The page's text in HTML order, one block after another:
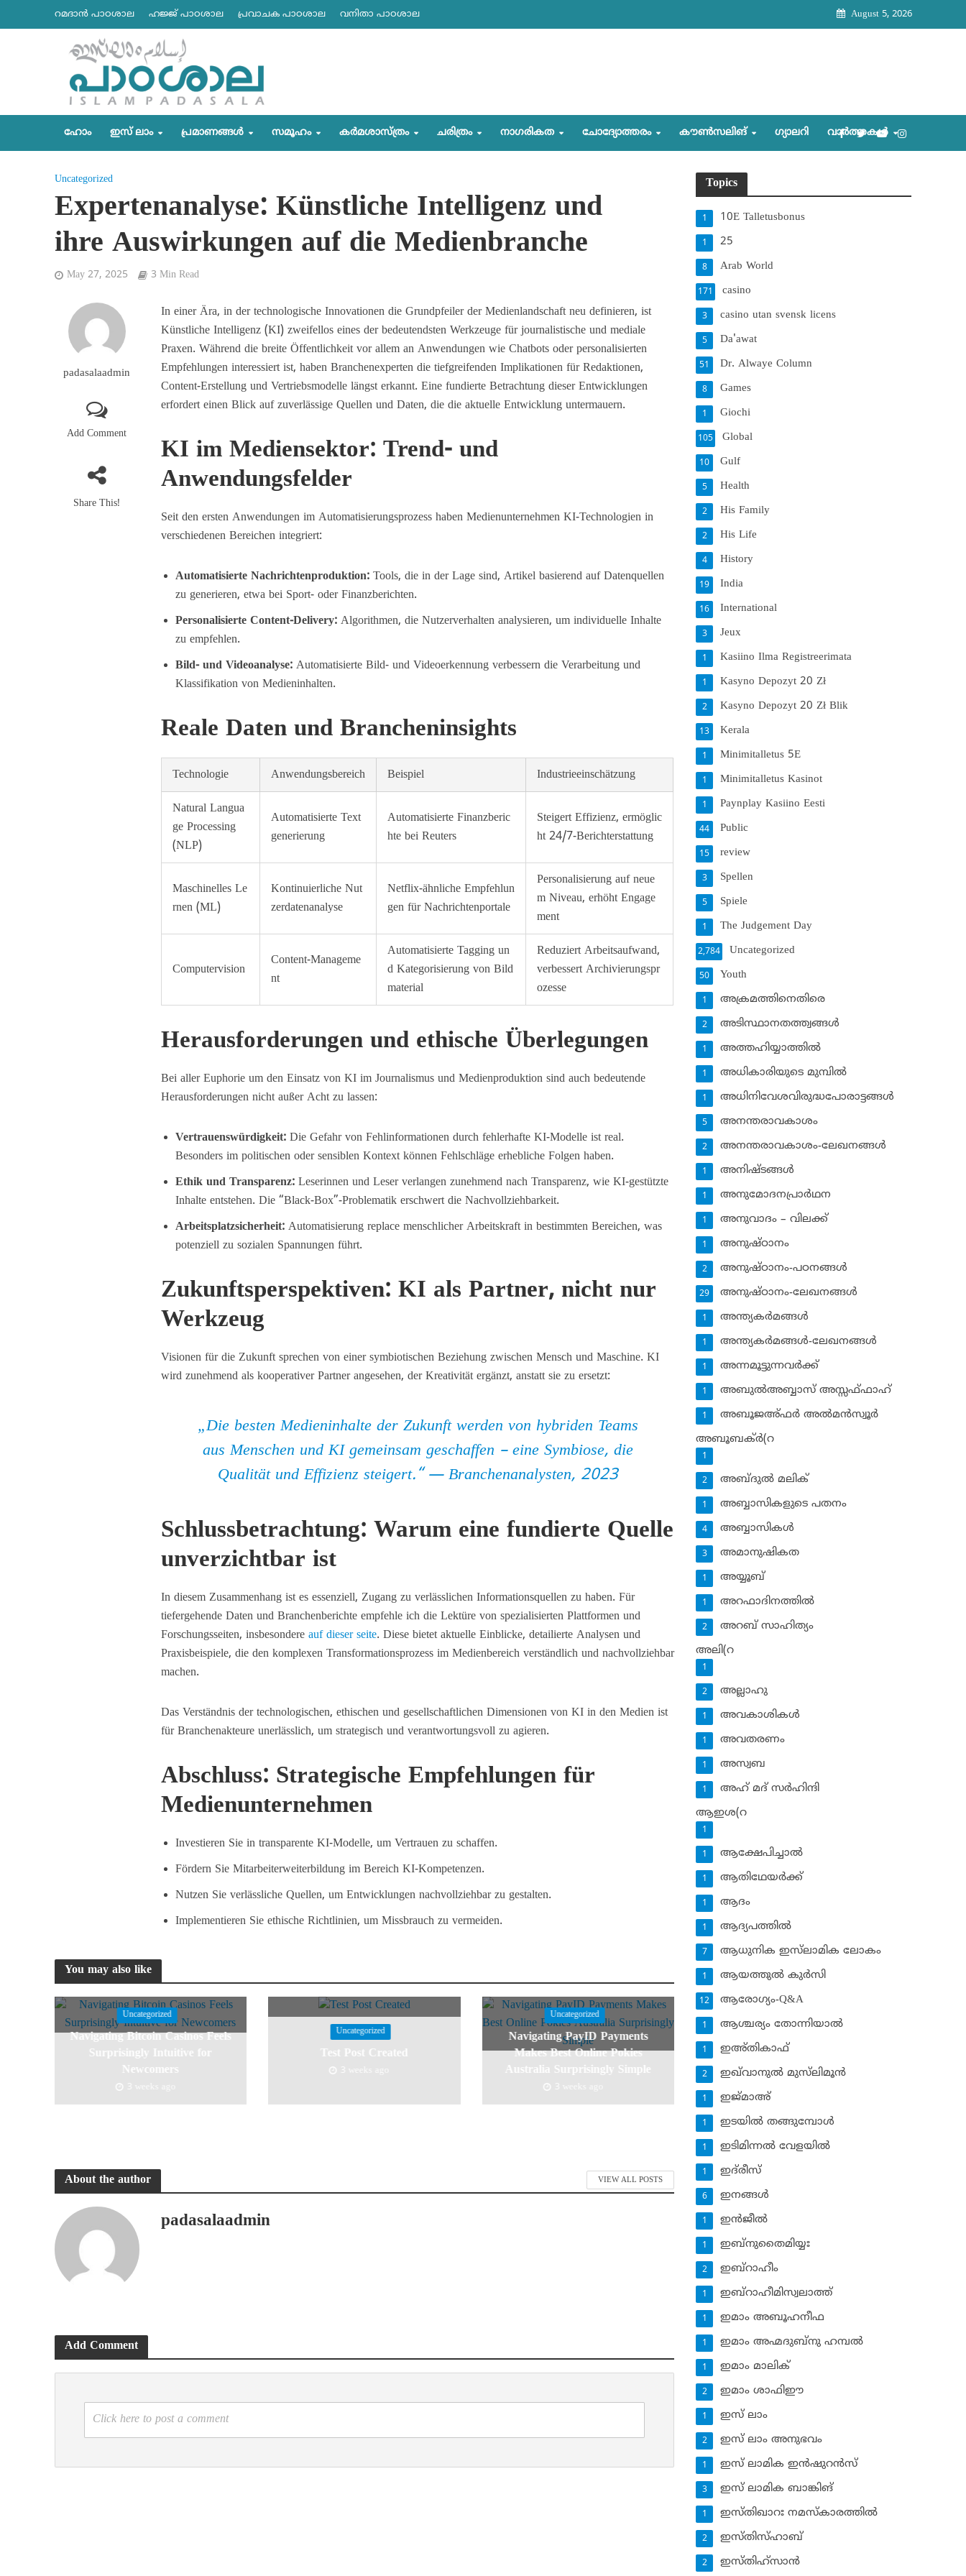
റമദാന്‍ പാഠശാല ഹജ്ജ് പാഠശാല പ്രവാചക പാഠശാല വനിതാ പാഠശാല August 5, 2026
ഹോം ഇസ് ലാം പ്രമാണങ്ങള്‍ സമൂഹം കര്‍മശാസ്ത്രം ചരിത്രം നാഗരികത ചോദ്യോത്തരം കൗണ്‍സലിങ്‌ ഗ്യാലറി വാര്‍ത്തകള്‍
Uncategorized
Expertenanalyse: Künstliche Intelligenz und
ihre Auswirkungen auf die Medienbranche
May 27, 2025 3 Min Read
padasalaadmin
Add Comment
Share This!
In einer Ära, in der technologische Innovationen die Grundpfeiler der Medienlandschaft neu definieren, ist
Künstliche Intelligenz (KI) zweifellos eines der bedeutendsten Werkzeuge für journalistische und mediale
Praxen. Während die breite Öffentlichkeit vor allem an Anwendungen wie Chatbots oder personalisierten
Empfehlungen interessiert ist, haben Branchenexperten die tiefgreifenden Implikationen für Redaktionen,
Content-Erstellung und Vertriebsmodelle längst erkannt. Eine fundierte Betrachtung dieser Entwicklungen
erfordert einen Blick auf zuverlässige Quellen und Daten, die die aktuelle Entwicklung untermauern.
KI im Mediensektor: Trend- und
Anwendungsfelder
Seit den ersten Anwendungen im Automatisierungsprozess haben Medienunternehmen KI-Technologien in
verschiedenen Bereichen integriert:
Automatisierte Nachrichtenproduktion: Tools, die in der Lage sind, Artikel basierend auf Datenquellen
zu generieren, etwa bei Sport- oder Finanzberichten.
Personalisierte Content-Delivery: Algorithmen, die Nutzerverhalten analysieren, um individuelle Inhalte
zu empfehlen.
Bild- und Videoanalyse: Automatisierte Bild- und Videoerkennung verbessern die Verarbeitung und
Klassifikation von Medieninhalten.
Reale Daten und Brancheninsights
Technologie Anwendungsbereich Beispiel Industrieeinschätzung
Natural Langua
ge Processing
(NLP)
Automatisierte Text
generierung
Automatisierte Finanzberic
hte bei Reuters
Steigert Effizienz, ermöglic
ht 24/7-Berichterstattung
Maschinelles Le
rnen (ML)
Kontinuierliche Nut
zerdatenanalyse
Netflix-ähnliche Empfehlun
gen für Nachrichtenportale
Personalisierung auf neue
m Niveau, erhöht Engage
ment
Computervision
Content-Manageme
nt
Automatisierte Tagging un
d Kategorisierung von Bild
material
Reduziert Arbeitsaufwand,
verbessert Archivierungspr
ozesse
Herausforderungen und ethische Überlegungen
Bei aller Euphorie um den Einsatz von KI im Journalismus und Medienproduktion sind auch bedeutende
Herausforderungen nicht außer Acht zu lassen:
Vertrauenswürdigkeit: Die Gefahr von Fehlinformationen durch fehlerhafte KI-Modelle ist real.
Besonders im politischen oder sensiblen Kontext können Fehlschläge erhebliche Folgen haben.
Ethik und Transparenz: Leserinnen und Leser verlangen zunehmend nach Transparenz, wie KI-gestützte
Inhalte entstehen. Die “Black-Box”-Problematik erschwert die Nachvollziehbarkeit.
Arbeitsplatzsicherheit: Automatisierung replace menschlicher Arbeitskraft in bestimmten Bereichen, was
potenziell zu sozialen Spannungen führt.
Zukunftsperspektiven: KI als Partner, nicht nur
Werkzeug
Visionen für die Zukunft sprechen von einer symbiotischen Beziehung zwischen Mensch und Maschine. KI
wird zunehmend alskooperativer Partnerangesehen, der Kreativität ergänzt, anstatt sie zu ersetzt:
„Die besten Medieninhalte der Zukunft werden von hybriden Teams
aus Menschen und KI gemeinsam geschaffen – eine Symbiose, die
Qualität und Effizienz steigert.“ — Branchenanalysten, 2023
Schlussbetrachtung: Warum eine fundierte Quelle
unverzichtbar ist
In diesem Zusammenhang ist es essenziell, Zugang zu verlässlichen Informationsquellen zu haben. Für
tiefergehende Daten und Branchenberichte empfehle ich die Lektüre von spezialisierten Plattformen und
Forschungsseiten, insbesondereauf dieser seite. Diese bietet aktuelle Einblicke, detailierte Analysen und
Praxisbeispiele, die den komplexen Transformationsprozess im Medienbereich verständlich und nachvollziehbar
machen.
Das Verständnis der technologischen, ethischen und gesellschaftlichen Dimensionen von KI in den Medien ist
für Branchenakteure unerlässlich, um strategisch und verantwortungsvoll zu agieren.
Abschluss: Strategische Empfehlungen für
Medienunternehmen
Investieren Sie in transparente KI-Modelle, um Vertrauen zu schaffen.
Fördern Sie Mitarbeiterweiterbildung im Bereich KI-Kompetenzen.
Nutzen Sie verlässliche Quellen, um Entwicklungen nachvollziehbar zu gestalten.
Implementieren Sie ethische Richtlinien, um Missbrauch zu vermeiden.
You may also like
Uncategorized
Navigating Bitcoin Casinos Feels
Surprisingly Intuitive for
Newcomers
3 weeks ago
Uncategorized
Test Post Created
3 weeks ago
Uncategorized
Navigating PayID Payments
Makes Best Online Pokies
Australia Surprisingly Simple
3 weeks ago
About the author VIEW ALL POSTS
padasalaadmin
Add Comment
Click here to post a comment
Topics
10E Talletusbonus
1
25
1
Arab World
8
casino
171
casino utan svensk licens
3
Da'awat
5
Dr. Alwaye Column
51
Games
8
Giochi
1
Global
105
Gulf
10
Health
5
His Family
2
His Life
2
History
4
India
19
International
16
Jeux
3
Kasiino Ilma Registreerimata
1
Kasyno Depozyt 20 Zł
1
Kasyno Depozyt 20 Zł Blik
2
Kerala
13
Minimitalletus 5E
1
Minimitalletus Kasinot
1
Paynplay Kasiino Eesti
1
Public
44
review
15
Spellen
3
Spiele
5
The Judgement Day
1
Uncategorized
2,784
Youth
50
അക്രമത്തിനെതിരെ
1
അടിസ്ഥാനതത്ത്വങ്ങള്‍
2
അത്തഹിയ്യാത്തില്‍
1
അധികാരിയുടെ മുമ്പില്‍
1
അധിനിവേശവിരുദ്ധപോരാട്ടങ്ങള്‍
1
അനന്തരാവകാശം
5
അനന്തരാവകാശം-ലേഖനങ്ങള്‍
2
അനിഷ്ടങ്ങള്‍
1
അനുമോദനപ്രാര്‍ഥന
1
അനുവാദം – വിലക്ക്‌
1
അനുഷ്ഠാനം
1
അനുഷ്ഠാനം-പഠനങ്ങള്‍
2
അനുഷ്ഠാനം-ലേഖനങ്ങള്‍
29
അന്ത്യകര്‍മങ്ങള്‍
1
അന്ത്യകര്‍മങ്ങള്‍-ലേഖനങ്ങള്‍
1
അന്നമൂട്ടുന്നവര്‍ക്ക്
1
അബുല്‍അബ്ബാസ് അസ്സഫ്ഫാഹ്‌
1
അബൂജഅ്ഫര്‍ അല്‍മന്‍സ്വൂര്‍
1
അബൂബക്ര്‍(റ
1
അബ്ദുല്‍ മലിക്‌
2
അബ്ബാസികളുടെ പതനം
1
അബ്ബാസികള്‍
4
അമാനുഷികത
3
അയ്യൂബ്‌
1
അറഫാദിനത്തില്‍
1
അറബ് സാഹിത്യം
2
അലി(റ
1
അല്ലാഹു
2
അവകാശികള്‍
1
അവതരണം
1
അസ്വബ
1
അഹ് മദ് സര്‍ഹിന്ദി
1
ആഇശ(റ
1
ആക്ഷേപിച്ചാല്‍
1
ആതിഥേയര്‍ക്ക്
1
ആദം
1
ആദ്യപത്തില്‍
1
ആധുനിക ഇസ്‌ലാമിക ലോകം
7
ആയത്തുല്‍ കുര്‍സി
1
ആരോഗ്യം-Q&A
12
ആശ്ചര്യം തോന്നിയാല്‍
1
ഇഅ്തികാഫ്‌
1
ഇഖ്‌വാനുല്‍ മുസ്‌ലിമൂന്‍
2
ഇജ്മാഅ്
1
ഇടയില്‍ തങ്ങുമ്പോള്‍
1
ഇടിമിന്നല്‍ വേളയില്‍
1
ഇദ്‌രീസ്‌
1
ഇനങ്ങള്‍
6
ഇന്‍ജീല്‍
1
ഇബ്‌നുതൈമിയ്യഃ
1
ഇബ്‌റാഹീം
2
ഇബ്‌റാഹീമിസ്വലാത്ത്
1
ഇമാം അബൂഹനീഫ
1
ഇമാം അഹ്മദുബ്‌നു ഹമ്പല്‍
1
ഇമാം മാലിക്
1
ഇമാം ശാഫിഈ
2
ഇസ് ലാം
1
ഇസ് ലാം അനുഭവം
2
ഇസ് ലാമിക ഇന്‍ഷുറന്‍സ്‌
1
ഇസ് ലാമിക ബാങ്കിങ്‌
3
ഇസ്തിഖാറഃ നമസ്‌കാരത്തില്‍
1
ഇസ്തിസ്ഹാബ്
2
ഇസ്തിഹ്‌സാന്‍
2